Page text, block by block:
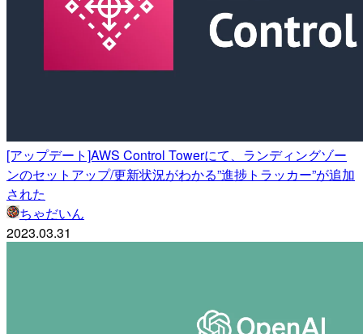
[アップデート]AWS Control Towerにて、ランディングゾー
ンのセットアップ/更新状況がわかる”進捗トラッカー”が追加
された
ちゃだいん
2023.03.31